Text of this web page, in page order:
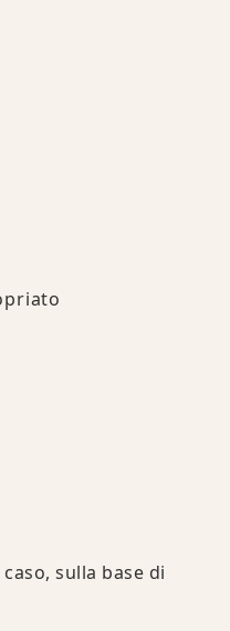
sulla base di